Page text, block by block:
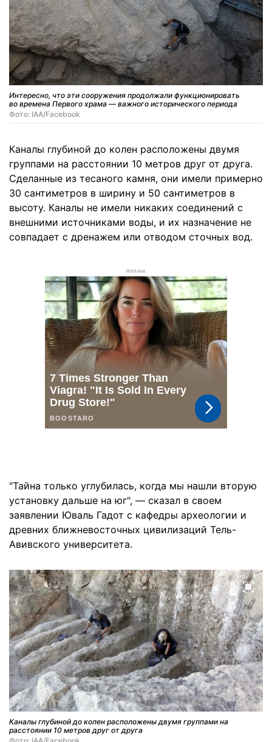
Интересно, что эти сооружения продолжали функционировать
во времена Первого храма — важного исторического периода
Фото: IAA/Facebook
Каналы глубиной до колен расположены двумя
группами на расстоянии 10 метров друг от друга.
Сделанные из тесаного камня, они имели примерно
30 сантиметров в ширину и 50 сантиметров в
высоту. Каналы не имели никаких соединений с
внешними источниками воды, и их назначение не
совпадает с дренажем или отводом сточных вод.
РЕКЛАМА
"Тайна только углубилась, когда мы нашли вторую
установку дальше на юг", — сказал в своем
заявлении Юваль Гадот с кафедры археологии и
древних ближневосточных цивилизаций Тель-
Авивского университета.
Каналы глубиной до колен расположены двумя группами на
расстоянии 10 метров друг от друга